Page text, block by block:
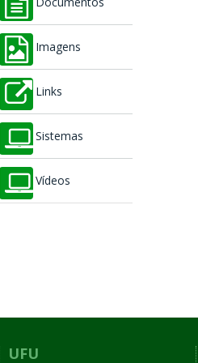
Documentos
Imagens
Links
Sistemas
Vídeos
UFU